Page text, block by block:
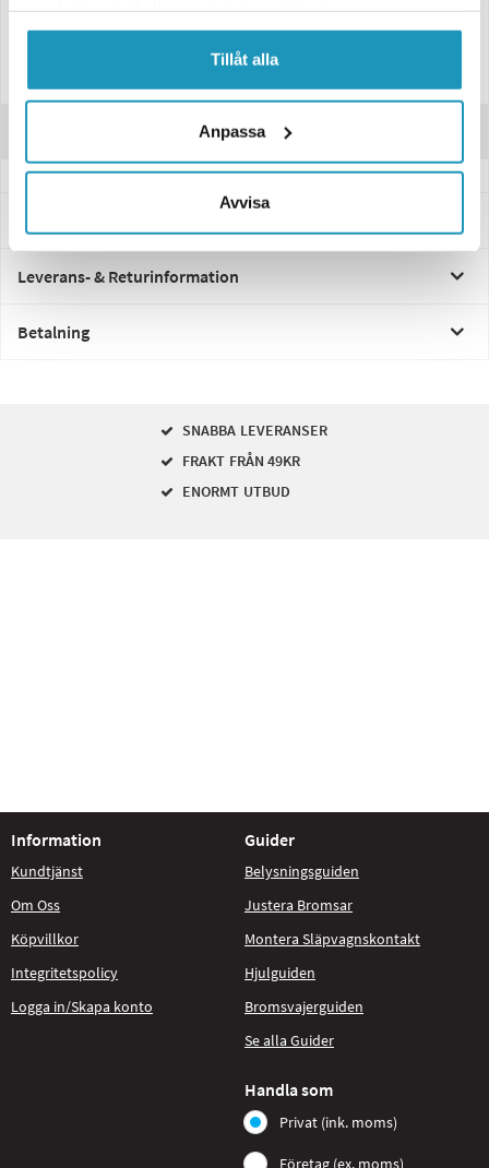
Tillåt alla
Anpassa
Avvisa
40mm brett, 7 meter långt
Leverans- & Returinformation
Betalning
SNABBA LEVERANSER
FRAKT FRÅN 49KR
ENORMT UTBUD
Information
Kundtjänst
Om Oss
Köpvillkor
Integritetspolicy
Logga in/Skapa konto
Guider
Belysningsguiden
Justera Bromsar
Montera Släpvagnskontakt
Hjulguiden
Bromsvajerguiden
Se alla Guider
Handla som
Privat (ink. moms)
Företag (ex. moms)